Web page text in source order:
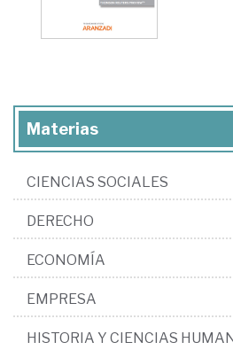
Materias
CIENCIAS SOCIALES
DERECHO
ECONOMÍA
EMPRESA
HISTORIA Y CIENCIAS